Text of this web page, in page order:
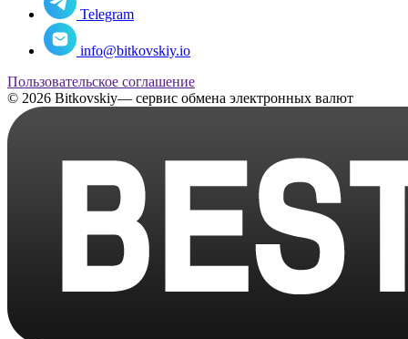
Telegram
info@bitkovskiy.io
Пользовательское соглашение
© 2026 Bitkovskiy— сервис обмена электронных валют